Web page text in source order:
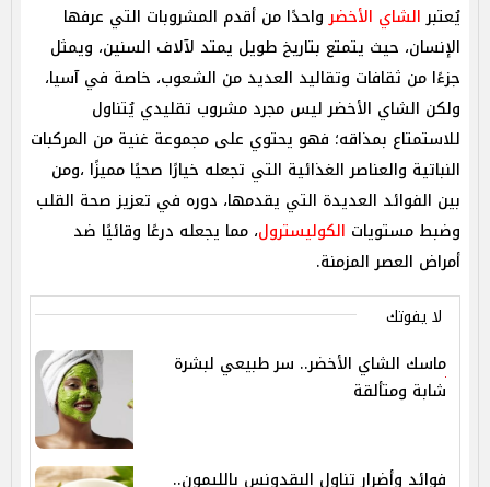
يُعتبرالشاي الأخضرواحدًا من أقدم المشروبات التي عرفها
الإنسان، حيث يتمتع بتاريخ طويل يمتد لآلاف السنين، ويمثل
جزءًا من ثقافات وتقاليد العديد من الشعوب، خاصة في آسيا،
ولكن الشاي الأخضر ليس مجرد مشروب تقليدي يُتناول
للاستمتاع بمذاقه؛ فهو يحتوي على مجموعة غنية من المركبات
النباتية والعناصر الغذائية التي تجعله خيارًا صحيًا مميزًا ،ومن
بين الفوائد العديدة التي يقدمها، دوره في تعزيز صحة القلب
وضبط مستويات الكوليسترول، مما يجعله درعًا وقائيًا ضد
أمراض العصر المزمنة.
لا يفوتك
ماسك الشاي الأخضر.. سر طبيعي لبشرة
شابة ومتألقة
فوائد وأضرار تناول البقدونس بالليمون..